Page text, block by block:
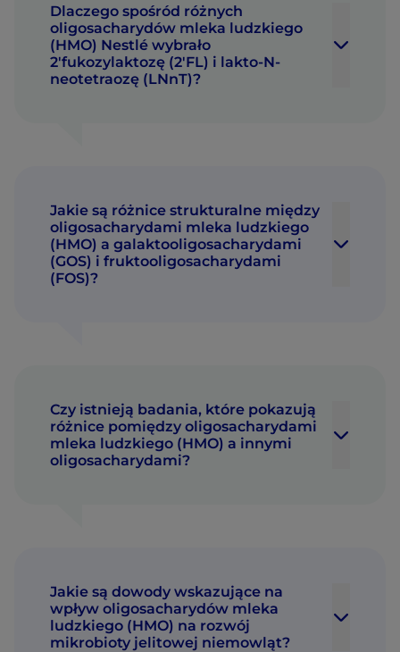
Dlaczego spośród różnych
oligosacharydów mleka ludzkiego
(HMO) Nestlé wybrało
2'fukozylaktozę (2'FL) i lakto-N-
neotetraozę (LNnT)?
Jakie są różnice strukturalne między
oligosacharydami mleka ludzkiego
(HMO) a galaktooligosacharydami
(GOS) i fruktooligosacharydami
(FOS)?
Czy istnieją badania, które pokazują
różnice pomiędzy oligosacharydami
mleka ludzkiego (HMO) a innymi
oligosacharydami?
Jakie są dowody wskazujące na
wpływ oligosacharydów mleka
ludzkiego (HMO) na rozwój
mikrobioty jelitowej niemowląt?